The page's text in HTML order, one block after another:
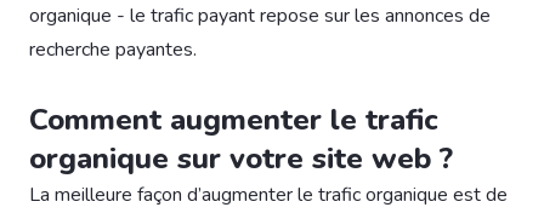
organique - le trafic payant repose sur les annonces de
recherche payantes.
Comment augmenter le trafic
organique sur votre site web ?
La meilleure façon d’augmenter le trafic organique est de